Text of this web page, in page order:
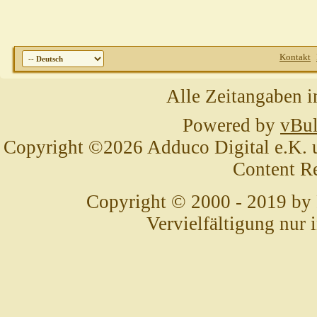
Kontakt
Alle Zeitangaben
Powered by
Copyright ©2026 Adduco Digital e.K.
Content
Copyright © 2000 - 2019 by
Vervielfältigung nur